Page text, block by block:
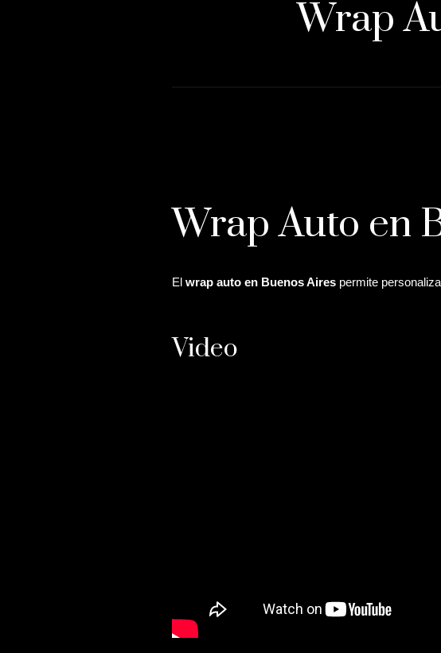
Wrap
Wrap Auto en
El wrap auto en Buenos Aires permite
Video